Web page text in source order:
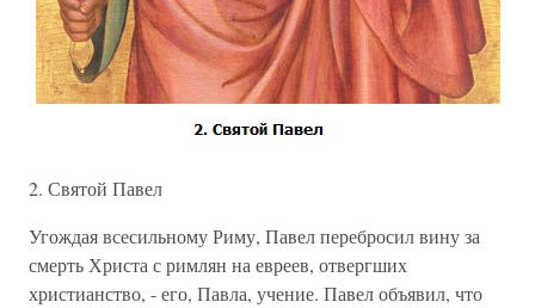
2. Святой Павел
Угождая всесильному Риму, Павел перебросил вину за
смерть Христа с римлян на евреев, отвергших
христианство, - его, Павла, учение. Павел объявил, что